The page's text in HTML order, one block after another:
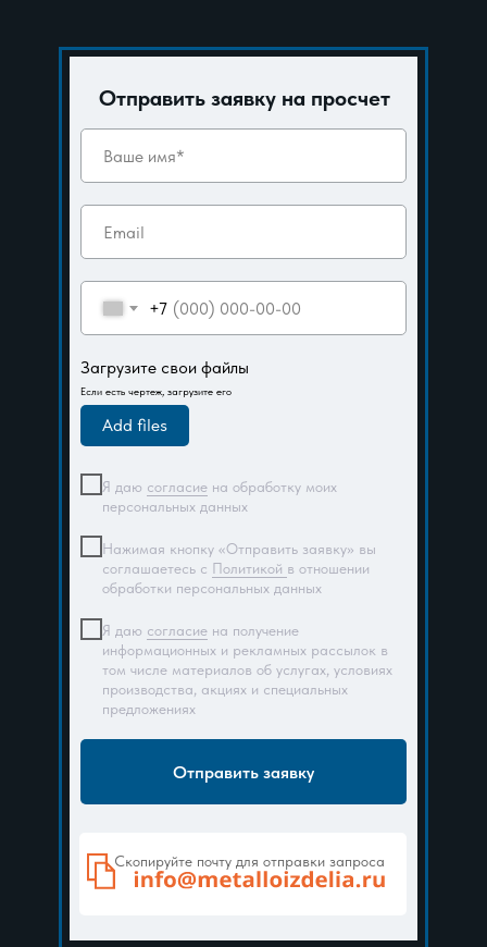
Скопируйте почту для отправки запроса
Отправить заявку на просчет
+7
Загрузите свои файлы
Если есть чертеж, загрузите его
Add files
Я даю согласие на обработку моих
персональных данных
Нажимая кнопку «Отправить заявку» вы
соглашаетесь с Политикой в отношении
обработки персональных данных
Я даю согласие на получение
информационных и рекламных рассылок в
том числе материалов об услугах, условиях
производства, акциях и специальных
предложениях
Отправить заявку